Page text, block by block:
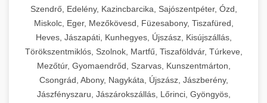
Szendrő, Edelény, Kazincbarcika, Sajószentpéter, Ózd,
Miskolc, Eger, Mezőkövesd, Füzesabony, Tiszafüred,
Heves, Jászapáti, Kunhegyes, Újszász, Kisújszállás,
Törökszentmiklós, Szolnok, Martfű, Tiszaföldvár, Túrkeve,
Mezőtúr, Gyomaendrőd, Szarvas, Kunszentmárton,
Csongrád, Abony, Nagykáta, Újszász, Jászberény,
Jászfényszaru, Jászárokszállás, Lőrinci, Gyöngyös,